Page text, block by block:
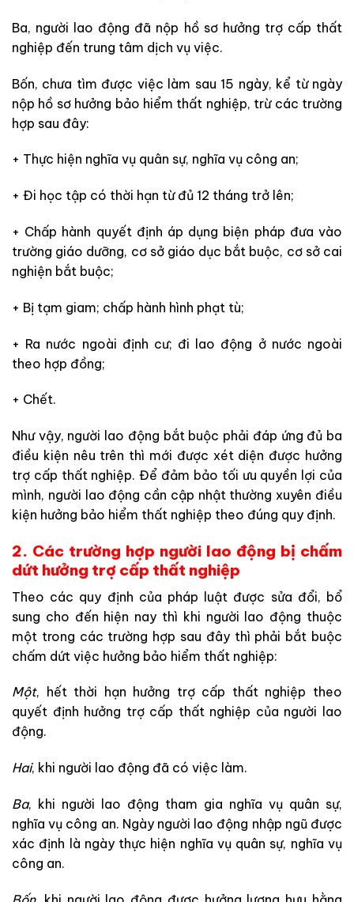
Ba, người lao động đã nộp hồ sơ hưởng trợ cấp thất
nghiệp đến trung tâm dịch vụ việc.
Bốn, chưa tìm được việc làm sau 15 ngày, kể từ ngày
nộp hồ sơ hưởng bảo hiểm thất nghiệp, trừ các trường
hợp sau đây:
+ Thực hiện nghĩa vụ quân sự, nghĩa vụ công an;
+ Đi học tập có thời hạn từ đủ 12 tháng trở lên;
+ Chấp hành quyết định áp dụng biện pháp đưa vào
trường giáo dưỡng, cơ sở giáo dục bắt buộc, cơ sở cai
nghiện bắt buộc;
+ Bị tạm giam; chấp hành hình phạt tù;
+ Ra nước ngoài định cư; đi lao động ở nước ngoài
theo hợp đồng;
+ Chết.
Như vậy, người lao động bắt buộc phải đáp ứng đủ ba
điều kiện nêu trên thì mới được xét diện được hưởng
trợ cấp thất nghiệp. Để đảm bảo tối ưu quyền lợi của
mình, người lao động cần cập nhật thường xuyên điều
kiện hưởng bảo hiểm thất nghiệp theo đúng quy định.
2. Các trường hợp người lao động bị chấm
dứt hưởng trợ cấp thất nghiệp
Theo các quy định của pháp luật được sửa đổi, bổ
sung cho đến hiện nay thì khi người lao động thuộc
một trong các trường hợp sau đây thì phải bắt buộc
chấm dứt việc hưởng bảo hiểm thất nghiệp:
Một, hết thời hạn hưởng trợ cấp thất nghiệp theo
quyết định hưởng trợ cấp thất nghiệp của người lao
động.
Hai, khi người lao động đã có việc làm.
Ba, khi người lao động tham gia nghĩa vụ quân sự,
nghĩa vụ công an. Ngày người lao động nhập ngũ được
xác định là ngày thực hiện nghĩa vụ quân sự, nghĩa vụ
công an.